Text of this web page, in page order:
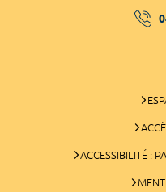
ACCESSIBILITÉ :